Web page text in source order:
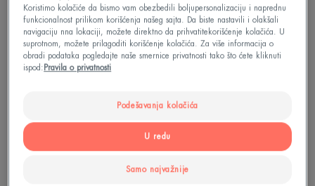
Prvi biomimetički proizvod za 48 h hidratacije*
bez konzervansa i mirisa.
Koristimo kolačiće da bismo vam obezbedili boljupersonalizaciju i naprednu
funkcionalnost prilikom korišćenja našeg sajta. Da biste nastavili i olakšali
navigaciju nna lokaciji, možete direktno da prihvatitekorišćenje kolačića. U
suprotnom, možete prilagoditi korišćenje kolačića. Za više informacija o
obradi podataka pogledajte naše smernice privatnosti tako što ćete kliknuti
ispod: Pravila o privatnosti
Podešavanja kolačića
Samo najvažnije
U redu